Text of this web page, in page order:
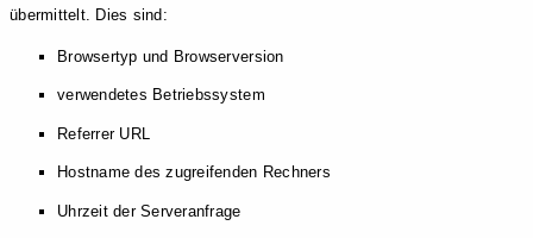
übermittelt. Dies sind:
Browsertyp und Browserversion
verwendetes Betriebssystem
Referrer URL
Hostname des zugreifenden Rechners
Uhrzeit der Serveranfrage